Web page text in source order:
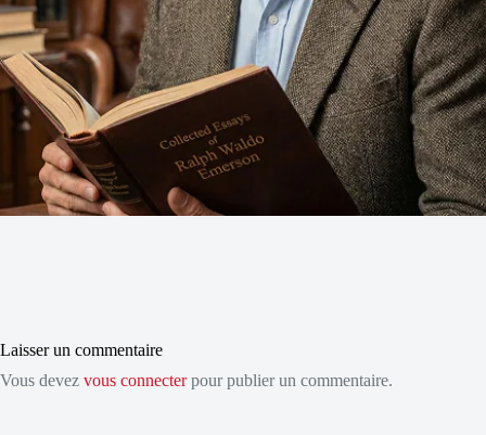
Laisser un commentaire
Vous devez vous connecterpour publier un commentaire.